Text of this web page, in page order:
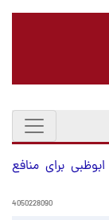
برای منافع
4050228090